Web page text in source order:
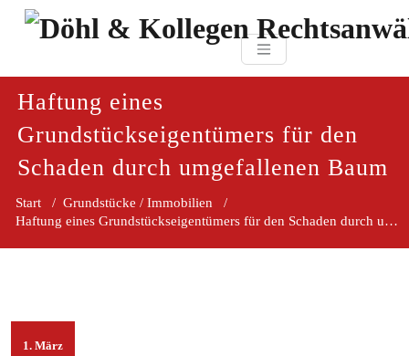
Zum
Döhl & Kollegen
Haftung eines
Grundstückseigentümers für den
Schaden durch umgefallenen Baum
Start / Grundstücke / Immobilien /
Haftung eines Grundstückseigentümers für den Schaden durch
1. März